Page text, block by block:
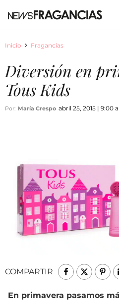
Inicio Fragancias
Diversión en
Tous Kids
Por: María Crespo abril 25, 2015 | 9:00
COMPARTIR
En primavera pasamos